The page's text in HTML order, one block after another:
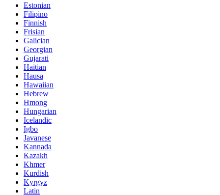
Estonian
Filipino
Finnish
Frisian
Galician
Georgian
Gujarati
Haitian
Hausa
Hawaiian
Hebrew
Hmong
Hungarian
Icelandic
Igbo
Javanese
Kannada
Kazakh
Khmer
Kurdish
Kyrgyz
Latin